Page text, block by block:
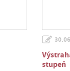
stupeň